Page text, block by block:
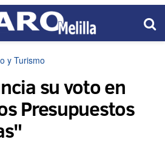
y Turismo
su voto en
Presupuestos